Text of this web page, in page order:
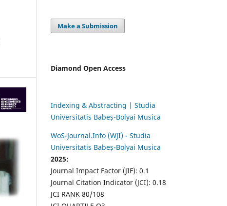
Make a Submission
Diamond Open Access
Indexing & Abstracting | Studia
Universitatis Babeș-Bolyai Musica
WoS-Journal.Info (WJI) - Studia
Universitatis Babeș-Bolyai Musica
2025:
Journal Impact Factor (JIF): 0.1
Journal Citation Indicator (JCI): 0.18
JCI RANK 80/108